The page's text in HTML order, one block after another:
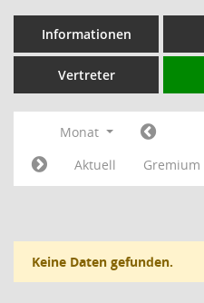
Informationen
Vertreter
Monat
Aktuell
Keine Daten gefunden.